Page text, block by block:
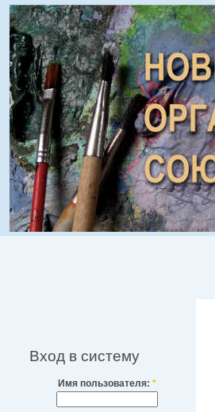
Вход в систему
Имя пользователя: *